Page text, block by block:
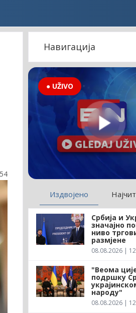
Навигација
● UŽIVO
Издвојено
Србија и
значајно
ниво
размјене
08.08.2026 |
"Веома
подршку
народу"
08.08.2026 |